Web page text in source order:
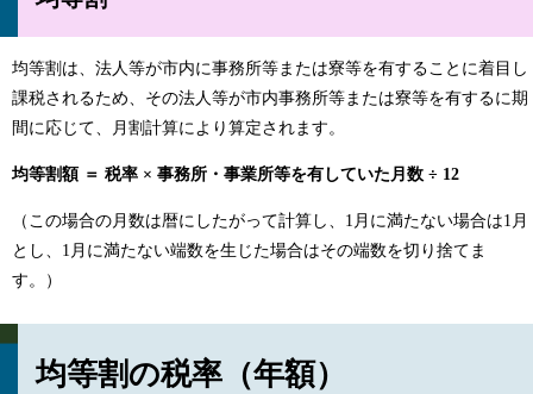
均等割は、法人等が市内に事務所等または寮等を有することに着目し
課税されるため、その法人等が市内事務所等または寮等を有するに期
間に応じて、月割計算により算定されます。
均等割額 ＝ 税率 × 事務所・事業所等を有していた月数 ÷ 12
（この場合の月数は暦にしたがって計算し、1月に満たない場合は1月
とし、1月に満たない端数を生じた場合はその端数を切り捨てま
す。）
均等割の税率（年額）